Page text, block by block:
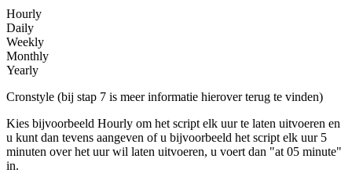
Hourly
Daily
Weekly
Monthly
Yearly
Cronstyle (bij stap 7 is meer informatie hierover terug te vinden)
Kies bijvoorbeeld Hourly om het script elk uur te laten uitvoeren en
u kunt dan tevens aangeven of u bijvoorbeeld het script elk uur 5
minuten over het uur wil laten uitvoeren, u voert dan "at 05 minute"
in.